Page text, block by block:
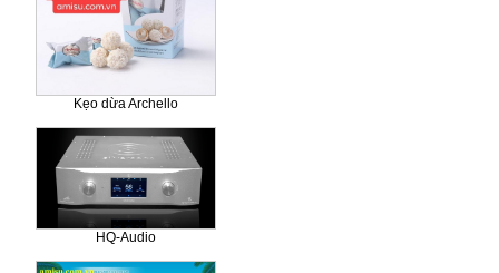
Kẹo dừa Archello
HQ-Audio